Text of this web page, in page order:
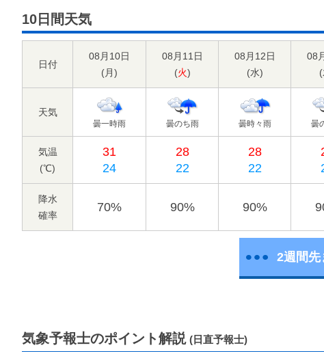
10日間天気
日付
08月10日
(月)
08月11日
(火)
08月12日
(水)
08
(
天気
曇一時雨 曇のち雨 曇時々雨 曇
気温
(℃)
31
24
28
22
28
22
降水
確率
70% 90% 90%
2週間先
気象予報士のポイント解説 (日直予報士)